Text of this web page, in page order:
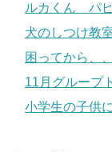
ルカくん パピ
犬のしつけ教
困ってから、
11月グループ
小学生の子供